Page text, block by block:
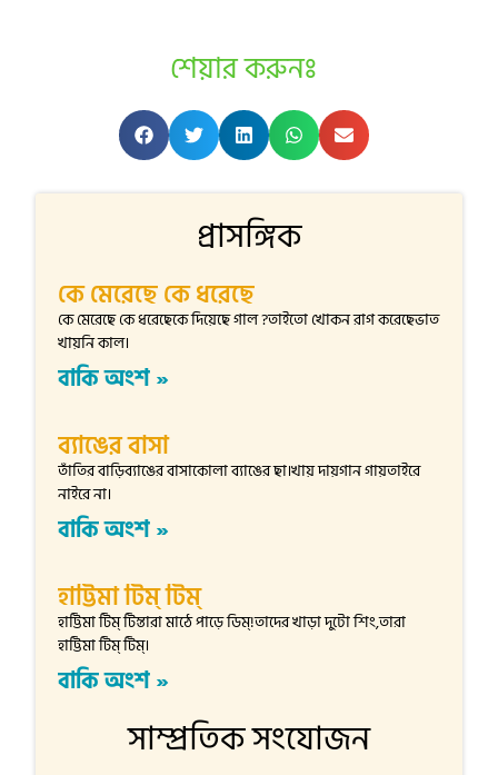
শেয়ার করুনঃ
প্রাসঙ্গিক
কে মেরেছে কে ধরেছে
কে মেরেছে কে ধরেছেকে দিয়েছে গাল ?তাইতো খোকন রাগ করেছেভাত
খায়নি কাল।
বাকি অংশ »
ব্যাঙের বাসা
তাঁতির বাড়িব্যাঙের বাসাকোলা ব্যাঙের ছা।খায় দায়গান গায়তাইরে
নাইরে না।
বাকি অংশ »
হাট্টিমা টিম্ টিম্
হাট্টিমা টিম্ টিম্তারা মাঠে পাড়ে ডিম্!তাদের খাড়া দুটো শিং,তারা
হাট্টিমা টিম্ টিম্।
বাকি অংশ »
সাম্প্রতিক সংযোজন